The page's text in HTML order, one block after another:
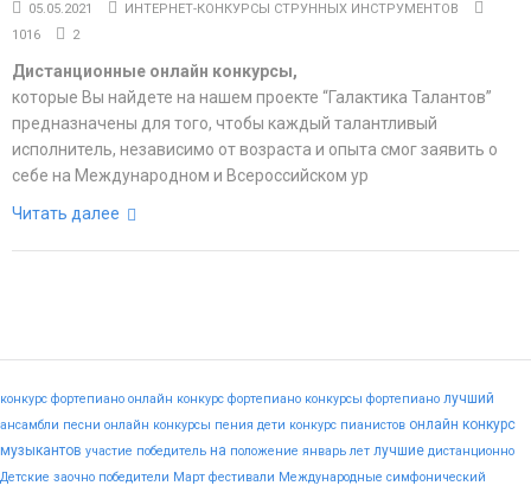
05.05.2021
ИНТЕРНЕТ-КОНКУРСЫ СТРУННЫХ ИНСТРУМЕНТОВ
1016
2
Дистанционные онлайн конкурсы,
которые Вы найдете на нашем проекте “Галактика Талантов”
предназначены для того, чтобы каждый талантливый
исполнитель, независимо от возраста и опыта смог заявить о
себе на Международном и Всероссийском ур
Читать далее
конкурс фортепиано онлайн конкурс фортепиано конкурсы фортепиано лучший
ансамбли песни онлайн конкурсы пения дети конкурс пианистов онлайн конкурс
музыкантов участие победитель на положение январь лет лучшие дистанционно
Детские заочно победители Март фестивали Международные симфонический